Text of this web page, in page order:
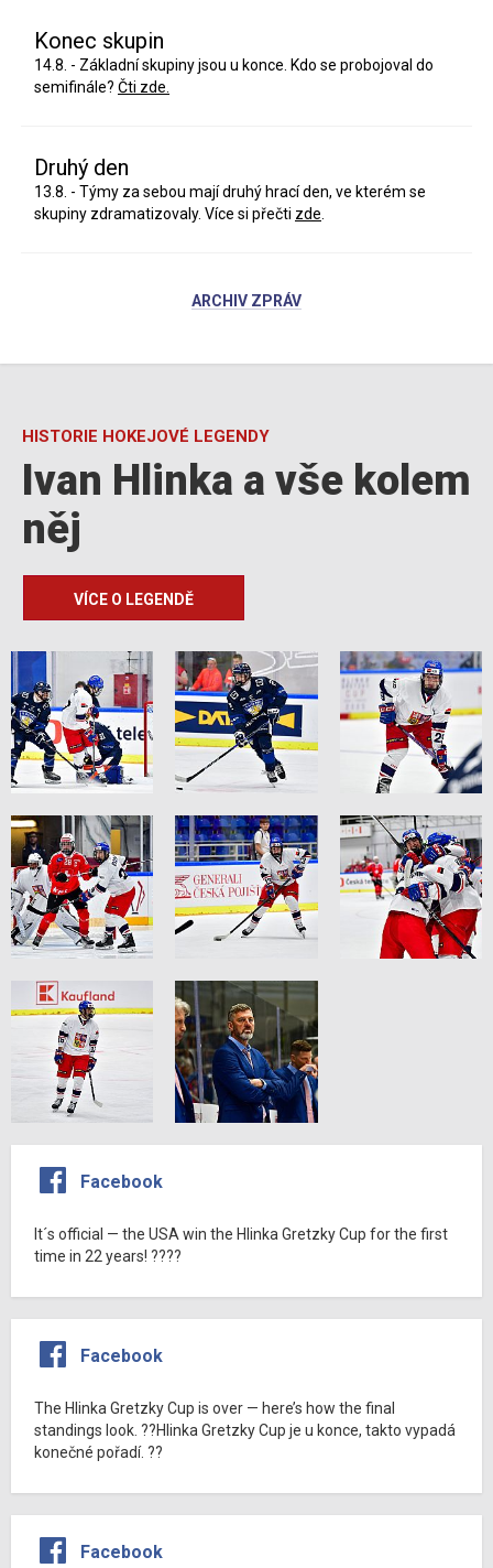
Konec skupin
14.8. - Základní skupiny jsou u konce. Kdo se probojoval do
semifinále? Čti zde.
Druhý den
13.8. - Týmy za sebou mají druhý hrací den, ve kterém se
skupiny zdramatizovaly. Více si přečti zde
ARCHIV ZPRÁV
HISTORIE HOKEJOVÉ LEGENDY
Ivan Hlinka a vše kolem
něj
VÍCE O LEGENDĚ
Facebook
It´s official — the USA win the Hlinka Gretzky Cup for the first
time in 22 years! ????
Facebook
The Hlinka Gretzky Cup is over — here’s how the final
standings look. ??Hlinka Gretzky Cup je u konce, takto vypadá
konečné pořadí. ??
Facebook